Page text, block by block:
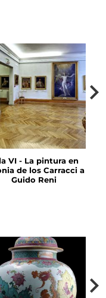
VI - La pintura en
de los Carracci a
Guido Reni